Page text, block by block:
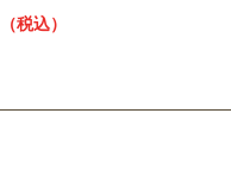
（税込）